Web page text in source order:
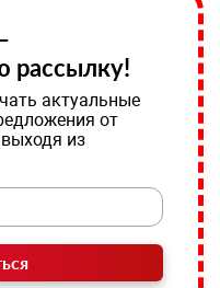
рассылку!
актуальные
от
из